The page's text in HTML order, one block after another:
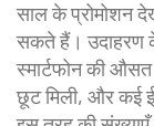
साल के प्रोमोशन
सकते हैं। उदाहरण
स्मार्टफोन की
छूट मिली, और कई